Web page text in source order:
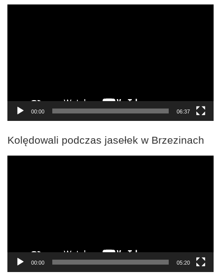
00:00 06:37
Kolędowali podczas jasełek w Brzezinach
00:00 05:20